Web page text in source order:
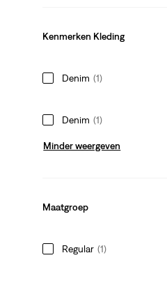
Kenmerken Kleding
Denim (1)
Denim (1)
Minder weergeven
Maatgroep
Regular (1)